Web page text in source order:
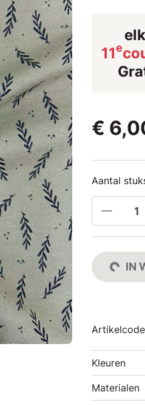
11e
€
Aantal
IN
Artikelcode
Kleuren
Materialen